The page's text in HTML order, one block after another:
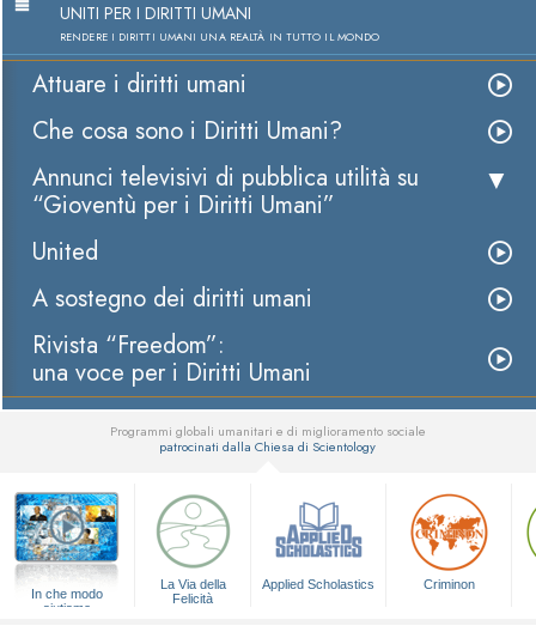
UNITI PER I DIRITTI UMANI
RENDERE I DIRITTI UMANI UNA REALTÀ IN TUTTO IL MONDO
Attuare i diritti umani
Che cosa sono i Diritti Umani?
Annunci televisivi di pubblica utilità su
“Gioventù per i Diritti Umani”
United
A sostegno dei diritti umani
Rivista “Freedom”:
una voce per i Diritti Umani
Programmi globali umanitari e di miglioramento sociale
patrocinati dalla Chiesa di Scientology
In che modo
aiutiamo
La Via della
Felicità
Applied Scholastics Criminon